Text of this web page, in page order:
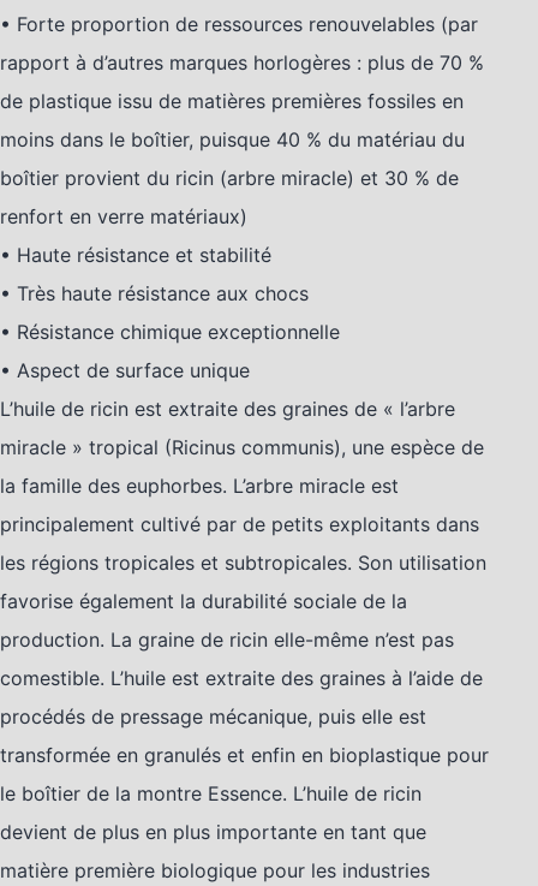
• Forte proportion de ressources renouvelables (par
rapport à d’autres marques horlogères : plus de 70 %
de plastique issu de matières premières fossiles en
moins dans le boîtier, puisque 40 % du matériau du
boîtier provient du ricin (arbre miracle) et 30 % de
renfort en verre matériaux)
• Haute résistance et stabilité
• Très haute résistance aux chocs
• Résistance chimique exceptionnelle
• Aspect de surface unique
L’huile de ricin est extraite des graines de « l’arbre
miracle » tropical (Ricinus communis), une espèce de
la famille des euphorbes. L’arbre miracle est
principalement cultivé par de petits exploitants dans
les régions tropicales et subtropicales. Son utilisation
favorise également la durabilité sociale de la
production. La graine de ricin elle-même n’est pas
comestible. L’huile est extraite des graines à l’aide de
procédés de pressage mécanique, puis elle est
transformée en granulés et enfin en bioplastique pour
le boîtier de la montre Essence. L’huile de ricin
devient de plus en plus importante en tant que
matière première biologique pour les industries